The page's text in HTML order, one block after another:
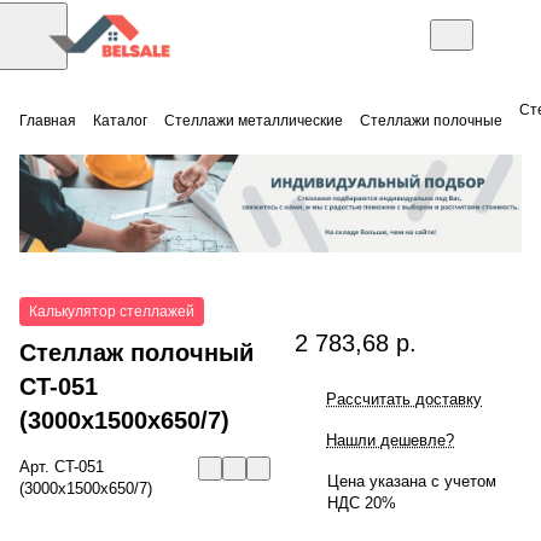
Главная Каталог Стеллажи металлические Стеллажи полочные
Калькулятор стеллажей
Стеллаж полочный
СT-051
(3000x1500x650/7)
Арт. СT-051
(3000x1500x650/7)
2 783,68 р.
Рассчитать доставку
Нашли дешевле?
Цена указана с учетом
НДС 20%